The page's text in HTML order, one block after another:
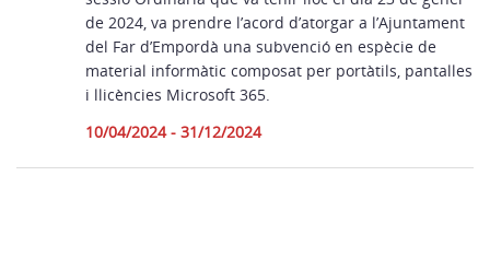
de 2024, va prendre l’acord d’atorgar a l’Ajuntament
del Far d’Empordà una subvenció en espècie de
material informàtic composat per portàtils, pantalles
i llicències Microsoft 365.
10/04/2024 - 31/12/2024